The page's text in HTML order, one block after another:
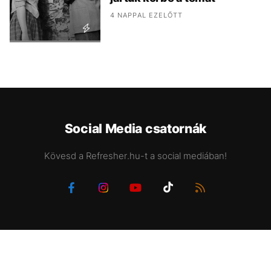
4 NAPPAL EZELŐTT
Social Media csatornák
Kövesd a Refresher.hu-t a social mediában!